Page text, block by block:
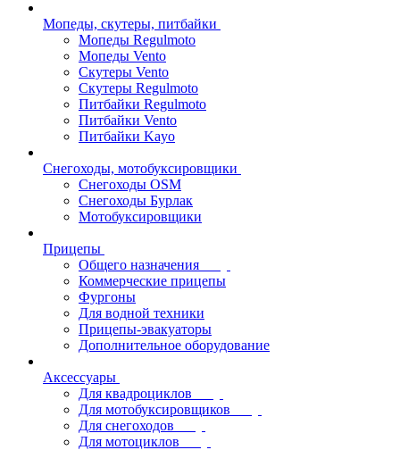
Мопеды, скутеры, питбайки
Мопеды Regulmoto
Мопеды Vento
Скутеры Vento
Скутеры Regulmoto
Питбайки Regulmoto
Питбайки Vento
Питбайки Kayo
Снегоходы, мотобуксировщики
Снегоходы OSM
Снегоходы Бурлак
Мотобуксировщики
Прицепы
Общего назначения
Коммерческие прицепы
Фургоны
Для водной техники
Прицепы-эвакуаторы
Дополнительное оборудование
Аксессуары
Для квадроциклов
Для мотобуксировщиков
Для снегоходов
Для мотоциклов